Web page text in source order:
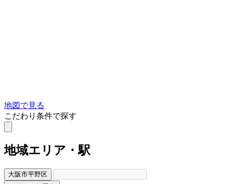
地図で見る
こだわり条件で探す
地域エリア・駅
大阪市平野区